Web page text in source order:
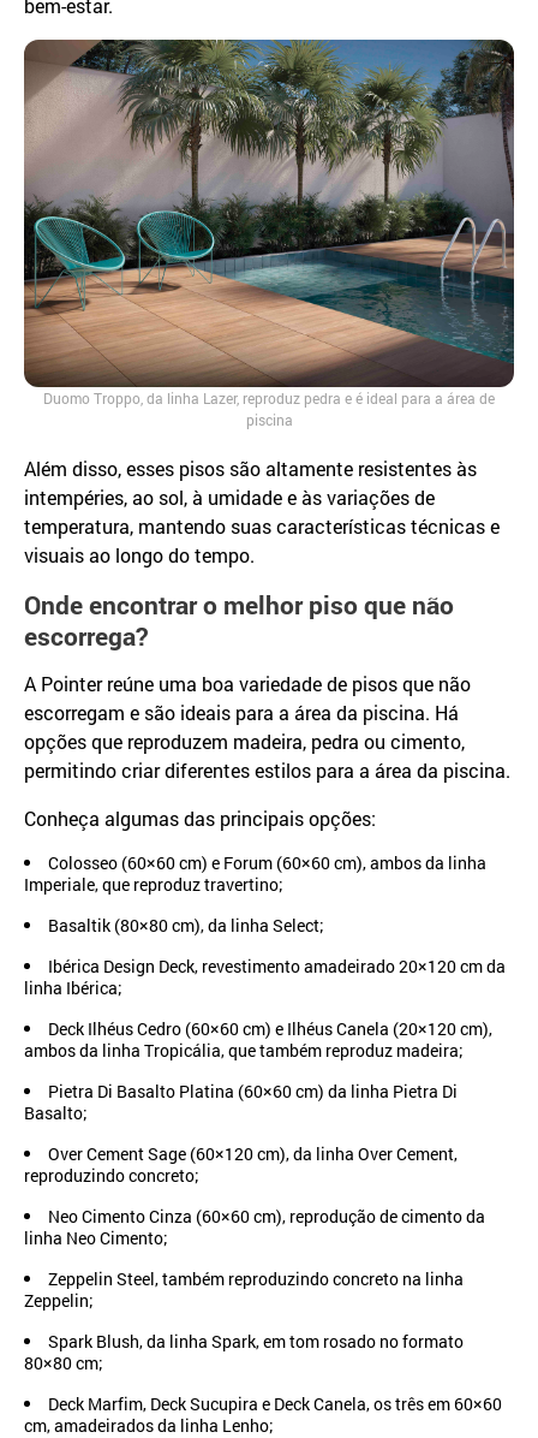
bem-estar.
Duomo Troppo, da linha Lazer, reproduz pedra e é ideal para a área de
piscina
Além disso, esses pisos são altamente resistentes às
intempéries, ao sol, à umidade e às variações de
temperatura, mantendo suas características técnicas e
visuais ao longo do tempo.
Onde encontrar o melhor piso que não
escorrega?
A Pointer reúne uma boa variedade de pisos que não
escorregam e são ideais para a área da piscina. Há
opções que reproduzem madeira, pedra ou cimento,
permitindo criar diferentes estilos para a área da piscina.
Conheça algumas das principais opções:
Colosseo (60×60 cm) e Forum (60×60 cm), ambos da linha
Imperiale, que reproduz travertino;
Basaltik (80×80 cm), da linha Select;
Ibérica Design Deck, revestimento amadeirado 20×120 cm da
linha Ibérica;
Deck Ilhéus Cedro (60×60 cm) e Ilhéus Canela (20×120 cm),
ambos da linha Tropicália, que também reproduz madeira;
Pietra Di Basalto Platina (60×60 cm) da linha Pietra Di
Basalto;
Over Cement Sage (60×120 cm), da linha Over Cement,
reproduzindo concreto;
Neo Cimento Cinza (60×60 cm), reprodução de cimento da
linha Neo Cimento;
Zeppelin Steel, também reproduzindo concreto na linha
Zeppelin;
Spark Blush, da linha Spark, em tom rosado no formato
80×80 cm;
Deck Marfim, Deck Sucupira e Deck Canela, os três em 60×60
cm, amadeirados da linha Lenho;